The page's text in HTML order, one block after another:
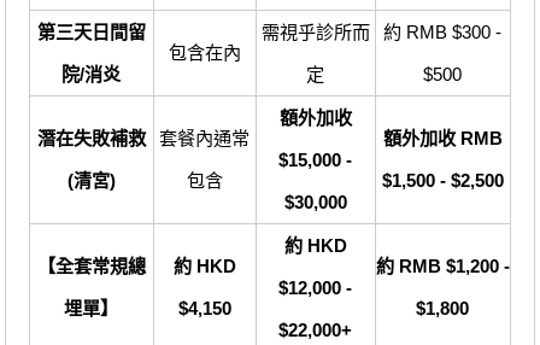
第三天日間留
院/消炎
包含在內
需視乎診所而
定
約 RMB $300 -
$500
潛在失敗補救
(清宮)
套餐內通常
包含
額外加收
$15,000 -
$30,000
額外加收 RMB
$1,500 - $2,500
【全套常規總
埋單】
約 HKD
$4,150
約 HKD
$12,000 -
$22,000+
約 RMB $1,200 -
$1,800